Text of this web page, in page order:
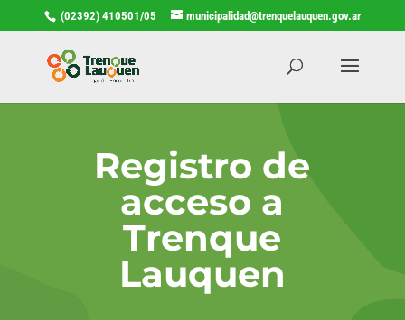
(02392) 410501/05 municipalidad@trenquelauquen.gov.ar
Registro de
acceso a
Trenque
Lauquen